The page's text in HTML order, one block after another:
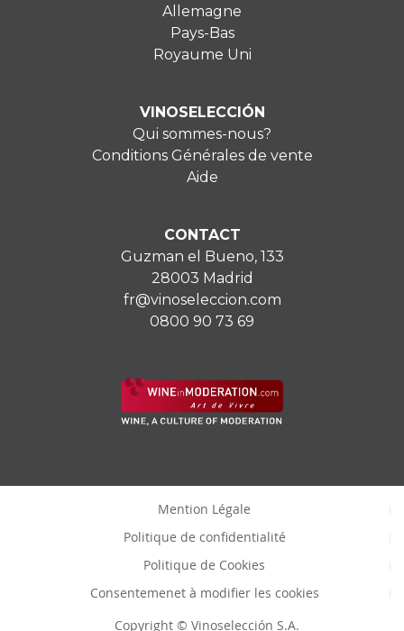
Allemagne
Pays-Bas
Royaume Uni
VINOSELECCIÓN
Qui sommes-nous?
Conditions Générales de vente
Aide
CONTACT
Guzman el Bueno, 133
28003 Madrid
fr@vinoseleccion.com
0800 90 73 69
Mention Légale
Politique de confidentialité
Politique de Cookies
Consentemenet à modifier les cookies
Copyright © Vinoselección S.A.